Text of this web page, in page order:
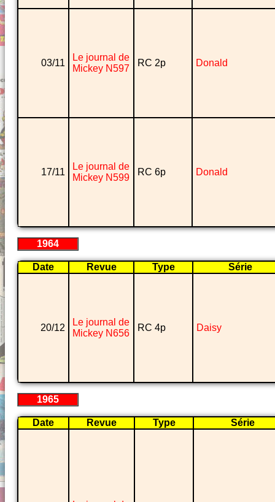
03/11
Le journal de
Mickey N597
RC 2p Donald
17/11
Le journal de
Mickey N599
RC 6p Donald
1964
Date Revue Type Série
20/12
Le journal de
Mickey N656
RC 4p Daisy
1965
Date Revue Type Série